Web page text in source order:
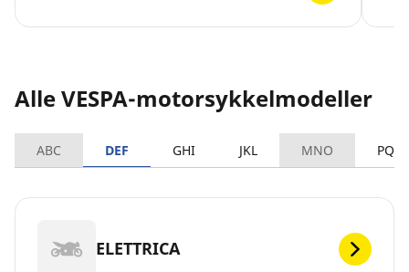
Alle VESPA-motorsykkelmodeller
ABC DEF GHI JKL MNO PQRS
ELETTRICA